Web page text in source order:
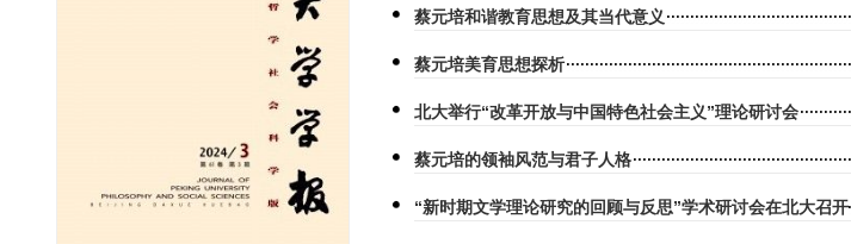
蔡元培和谐教育思想及其当代意义
蔡元培美育思想探析
北大举行“改革开放与中国特色社会主义”理论研讨会
蔡元培的领袖风范与君子人格
“新时期文学理论研究的回顾与反思”学术研讨会在北大召开